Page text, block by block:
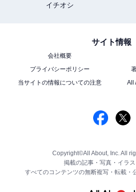
イチオシ
サイト情報
会社概要
プライバシーポリシー
当サイトの情報についての注意
All
Copyright©All About, Inc. All
掲載の記事・写真・イラス
すべてのコンテンツの無断複写・転載・